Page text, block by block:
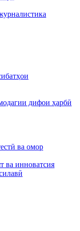
дифои ҳарбӣ
ва омор
ва инноватсия